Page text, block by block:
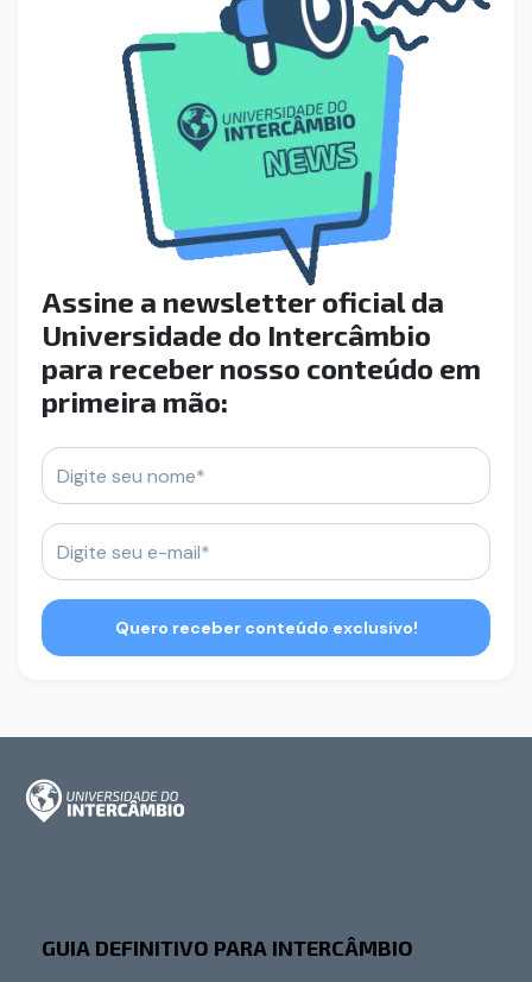
Assine a newsletter oficial da
Universidade do Intercâmbio
para receber nosso conteúdo em
primeira mão:
GUIA DEFINITIVO PARA INTERCÂMBIO